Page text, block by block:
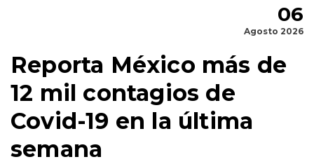
06
Agosto 2026
Reporta México más de
12 mil contagios de
Covid-19 en la última
semana